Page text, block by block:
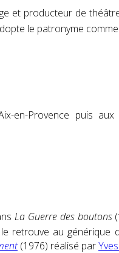
et producteur de
le patronyme
en-Provence puis
La Guerre des boutons
retrouve au générique
(1976) réalisé par